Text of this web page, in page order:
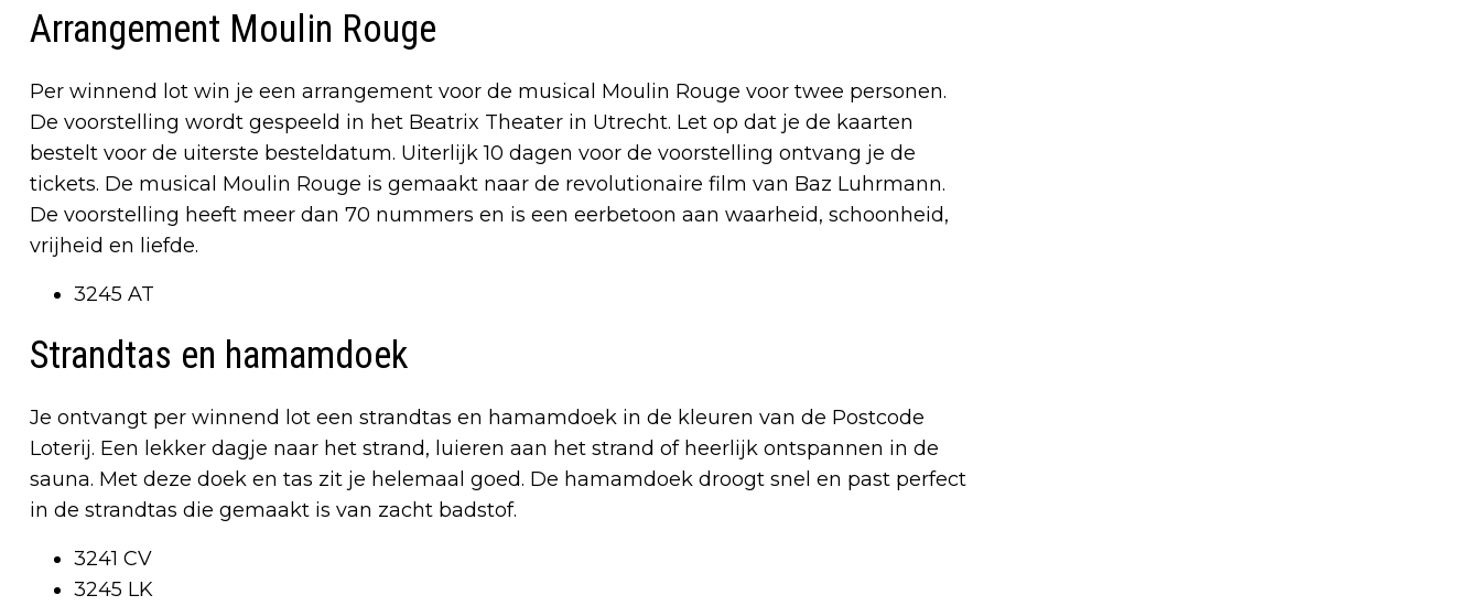
Arrangement Moulin Rouge
Per winnend lot win je een arrangement voor de musical Moulin Rouge voor twee personen.
De voorstelling wordt gespeeld in het Beatrix Theater in Utrecht. Let op dat je de kaarten
bestelt voor de uiterste besteldatum. Uiterlijk 10 dagen voor de voorstelling ontvang je de
tickets. De musical Moulin Rouge is gemaakt naar de revolutionaire film van Baz Luhrmann.
De voorstelling heeft meer dan 70 nummers en is een eerbetoon aan waarheid, schoonheid,
vrijheid en liefde.
3245 AT
Strandtas en hamamdoek
Je ontvangt per winnend lot een strandtas en hamamdoek in de kleuren van de Postcode
Loterij. Een lekker dagje naar het strand, luieren aan het strand of heerlijk ontspannen in de
sauna. Met deze doek en tas zit je helemaal goed. De hamamdoek droogt snel en past perfect
in de strandtas die gemaakt is van zacht badstof.
3241 CV
3245 LK